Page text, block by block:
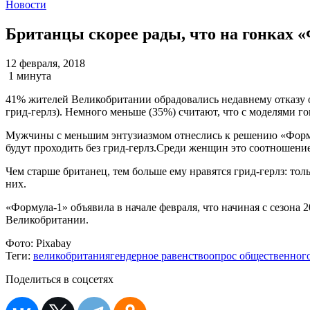
Новости
Британцы скорее рады, что на гонках
12 февраля, 2018
1 минута
41% жителей Великобритании обрадовались недавнему
грид-герлз). Немного меньше (35%) считают, что с моделями
Мужчины с меньшим энтузиазмом отнеслись к решению
будут проходить без грид-герлз.Среди женщин это
Чем старше британец, тем больше ему нравятся грид-герлз:
них.
«Формула-1» объявила в начале февраля, что начиная с
Великобритании.
Фото: Pixabay
Теги: великобританиягендерное равенствоопрос
Поделиться в соцсетях